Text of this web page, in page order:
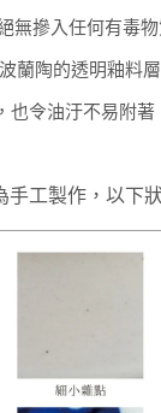
無摻入任何有毒
蘭陶的透明釉料
也令油汙不易附著
手工製作，以下